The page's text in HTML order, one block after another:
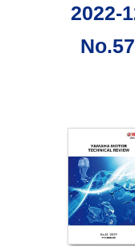
2022-
No.57